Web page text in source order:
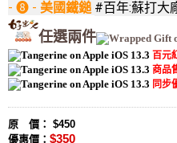
- ❽ - 美國鐵鎚 #百年:蘇打大
任選兩件
百元
商品
同步
原 價： $450
優惠價： $350